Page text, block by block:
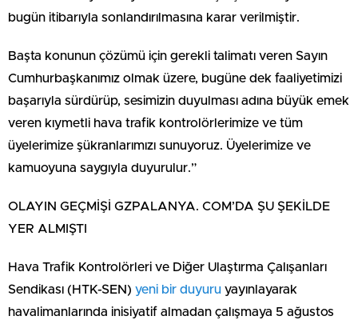
bugün itibarıyla sonlandırılmasına karar verilmiştir.
Başta konunun çözümü için gerekli talimatı veren Sayın
Cumhurbaşkanımız olmak üzere, bugüne dek faaliyetimizi
başarıyla sürdürüp, sesimizin duyulması adına büyük emek
veren kıymetli hava trafik kontrolörlerimize ve tüm
üyelerimize şükranlarımızı sunuyoruz. Üyelerimize ve
kamuoyuna saygıyla duyurulur.”
OLAYIN GEÇMİŞİ GZPALANYA. COM’DA ŞU ŞEKİLDE
YER ALMIŞTI
Hava Trafik Kontrolörleri ve Diğer Ulaştırma Çalışanları
Sendikası (HTK-SEN) yeni bir duyuru yayınlayarak
havalimanlarında inisiyatif almadan çalışmaya 5 ağustos